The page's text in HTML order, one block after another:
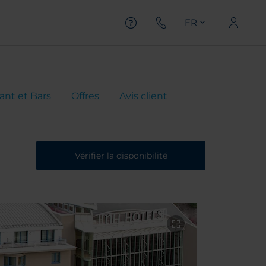
FR
et Bars Offres Avis client
Vérifier la disponibilité